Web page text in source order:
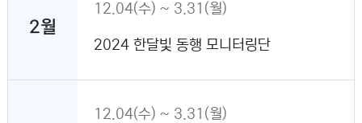
2월
12.04(수) ~ 3.31(월)
2024 한달빛 동행 모니터링단
12.04(수) ~ 3.31(월)